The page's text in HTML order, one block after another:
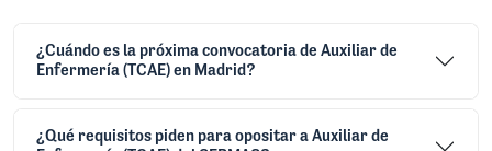
¿Cuándo es la próxima convocatoria de Auxiliar de
Enfermería (TCAE) en Madrid?
¿Qué requisitos piden para opositar a Auxiliar de